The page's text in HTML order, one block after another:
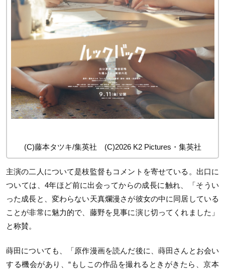
(C)藤本タツキ/集英社 (C)2026 K2 Pictures・集英社
主演の二人について是枝監督もコメントを寄せている。出口に
ついては、4年ほど前に出会ってからの成長に触れ、「そうい
った成長と、変わらない天真爛漫さが彼女の中に同居している
ことが非常に魅力的で、藤野を見事に演じ切ってくれました」
と称賛。
蒔田についても、「原作漫画を読んだ後に、蒔田さんとお会い
する機会があり、“もしこの作品を撮れるときがきたら、京本